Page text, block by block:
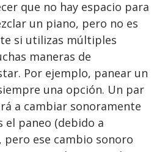
que no hay espacio para
un piano, pero no es
si utilizas múltiples
maneras de
Por ejemplo, panear un
una opción. Un par
a cambiar sonoramente
el paneo (debido a
pero ese cambio sonoro